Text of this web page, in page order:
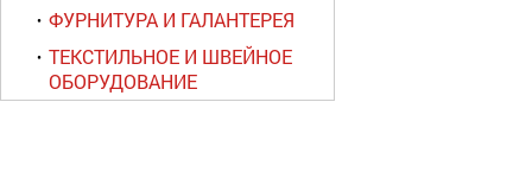
ФУРНИТУРА И ГАЛАНТЕРЕЯ
ТЕКСТИЛЬНОЕ И ШВЕЙНОЕ
ОБОРУДОВАНИЕ